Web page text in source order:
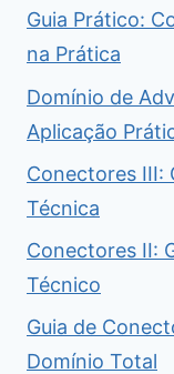
Guia Prático:
na Prática
Domínio de
Aplicação
Conectores III:
Técnica
Conectores II:
Técnico
Guia de
Domínio Total